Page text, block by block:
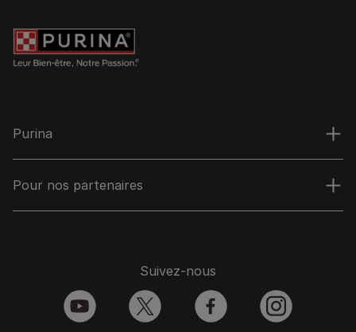
Purina
Pour nos partenaires
Suivez-nous
youtube twitter facebook instagram